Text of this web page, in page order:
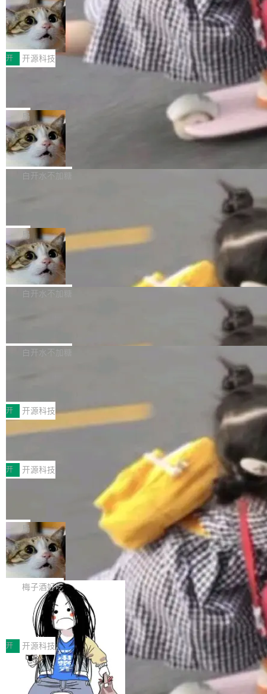
哪些组合有效，作者说，你得靠"文档、校验、或
者部落知识"。 换个写法。Rust 的 enum，两个
变体：Switchable...
有科技公司做的一样。只不过，实际上它不一
样。这是 Sandstorm.io 的重制版，我十年前的
那个创业公司。不同的是，这次它构建在 Cloudf
lare Workers 上——我花了九年时间搭建的平台
——并且深度集成了 AI。这基本上是我十年秘密
Workers 和 Durable Objects 的守护进程。 设
计思路很直接：每个对象是一个独立的 SQLite
数据库，按名称寻址，复制到你自己的 S3 兼容
存储库里。节点之间只通过这个存储库协调——
没有控制平面，没有共识协议。每个对象自带一
个小型数据库，应用天然按分片构建，单个数据
库的竞争和爆炸半径问题在设计层面就被消除
了。 闲置的 cell 会休眠到几乎不占资源。当 cel
l 迁移或唤醒时，新宿主从 S3 恢复 SQLite 数据
库继续执行。存储库是持久化的唯一真相...
鲁大师7月新机性能/流畅/AI榜：vivo夺
性能、流畅双第一，三星Galaxy Z系列
新折叠缺席
2026年7月的手机市场，由于存储等硬件成本暴
增，手机厂商的日子也不好过啊，新机速度明显
放缓，因此硝烟味淡了许多。新机参数规格除开
高价的三星折叠（三星Galaxy Z Fold8 Ultra / Z
Fold8 / Z Flip8）外，其余要么是中低端机器，
例如iQOO Z11i、REDMI Note 17、REDMI No
te 17 Pro、OPPO K15，要么是vivo X300 E这
样的次旗舰。 Galaxy Z Fold8 Ultra / Z Fold8 /
Z Flip8三款折叠屏新机均在7月22日发布，且全
部搭载骁龙8 Elite Gen5 for Galaxy，它们本该
开 开源科技
Zed 编辑器团队发布了新项目——DeltaDB，一
个在 git commit 之间记录每一次编辑操作的版
本控制系统。目前处于 Early Access 阶段。 De
ltaDB 的核心思路直接写在 landing page 最显
眼的位置：「Software is made between com
mits」——软件是在 commit 之间写出来的。git
是把这段空隙补上。 回退到任何一次编辑：Delt
aDB 捕获 commit 之间的每一次操作，...
局
SpaceXAI 单季资本开支达 183 亿美元
根据风险投资人Tomer Tunguz 博客（VC 分
析）披露的最新分析与第二季度业绩报告，Spac
微软同期总资本开支的四成。 与亚马逊、Alpha
bet、微软以及 Meta 等传统科技巨头相比，Spa
ceXAI的资金消耗速度尤为引人瞩目。然而，支
撑庞大支出的资金来源却呈现出截然不同的面
貌。数据显示，微软和 Meta 主要依托充沛的经
白开水不加糖
一个在终端里运行的编程 agent；Muse Spark
1.2，驱动这个 agent 的新模型。一句话概括：
你可以用 curl -fsSL https://dev.meta.ai/install.
sh | bash 安装一个能在大项目里自动规划、写
代码、验证结果的 AI 终端工具。 据介绍，Muse
个主 agent 循环，外加一组后台 agent。这些后
局
美团开源 LoHoSearch，用知识图谱校
准 AI 能力认知
机器出题的前提，是让机器拥有全局视野。整个
构建流程可以分为四个环节：建图 → 控制难度
白开水不加糖
库，并将作为transport接入Mooncake TENT。
MPComm将作为一种传输引擎接入Mooncake T
ENT，实现零拷贝传输性能提升30%、非零拷贝
传输性能最高提升5倍。UCL-MPComm底层基
于自研UCL-Engine通信引擎，后续腾讯网平将
持续开源更多基于UCL-Engine的高性能通信组
件。 腾讯网平团队在UCL-MPComm中实现了一
个独立于业务线程的全局通信引擎（Engine），
白开水不加糖
型案例入选名单》，深信服“面向企业研发场景的
开源 AI 编程平台 CoStrict 应用”凭借卓越的技术
创新与落地成效成功入选。 全链路私有化部署，
助力企业AI研发安全落地 当前，越来越多企业已
经开始引入 AI Coding 工具，通过调用公有云模
型或企业内部部署模型提升研发效率。但随着 AI
Coding 从个人辅助工具逐步走向团队级、组织
级应用，企业在规模化落地过程中，对安全性、
可控性和代码质量提出了更高要求。 首先是数据
安全与合规要求。对于大多数普通研发场景，公
有云模型能够满足快速试用和效率提升的需求。
但对于金融、能源、医疗等对数据安全要求较...
开 开源科技
深信服AI算力网关入选工信部人工智能
前不久，工业和信息化部正式发布《2025年人工
智能应用典型案例名单》，集中展示人工智能在
各领域的应用成果，覆盖技术底座、行业赋能、
产品应用、支撑保障、专题等五大方向。深信服
AI算力网关（AI创新平台）成功入选！ 随着各行
各业的Agent走向规模化建设，算力构成形态逐
渐丰富，用户关注的重点也在发生变化：不只是
让AI用起来，还要进一步看清混合算力时代下，
Token花在哪里、算力是否被充分利用，以及持
续增长的AI成本该如何优化。 深信服AI算力网关
正是围绕这些实际问题，从Token治理和成本治
理两个方面，让用户的每一份算力都看得清、管
得住、用得稳、省得下、更安全！ 一、从现在开
始，Token使用一目...
开 开源科技
Jeff Dean 离开 Google：一个时代的结
束，一个实验室的开始
Google 员工编号 20。MapReduce 作者之一。
Bigtable 作者之一。TensorFlow 的作者之一。
Gemini 的架构师。Google 首席科学家。 Jeff D
ean 在 Google 工作了 27 年后，宣布离职。 他
不是一个人走。一同离开的还有 Sanjay Ghema
wat（Google 员工编号 23，Jeff Dean 二十多
年的编程搭档，MapReduce 和 Bigtable 的共同
作者）、Quoc Le（Google 大脑核心成员，Se
q2Seq 和 DocAI 的共同发明人）以及 Oriol Vin
yals（Gemini 联合负责人，AlphaSta...
局
🔥 SolonCode v2026.8.4 发布：界面
字体可调、22 种语言、记忆搜索增强
打开终端就能上岗的全中文编码智能体，这一轮
把「看得清、用母语、记得住」三件事一次补
齐。 SolonCode 是什么 SolonCode 是杭州无
耳科技研发的企业级终端编码智能体——一位全
中文驱动的数字员工，自主理解需求、规划步
骤、编写代码。不挑模型、不挑平台，curl 一行
装完即用。 开源地址：Gitee · GitCode · GitHu
b 安装 支持 Java 8+（8~26）、macOS / Linu
x / Windows / Harmony PC。 # macOS / Linu
梅子酒好吃
让“代码语义理解”深度释放AI Coding
价值潜能：华为云码道（CodeArts）
代码仓技术解析
一、代码仓深度理解技术的作用与价值 在软件工
程实践中，代码仓是企业核心知识资产的主要载
体。企业级代码仓库通常包含数十万乃至数百万
个文件，其规模远超单次模型调用可承载的上下
文窗口。随着项目规模的持续扩张与代码历史的
开 开源科技
一条“删库”命令跑 17 小时，算法工程
师删光 89TB 数据只为干私活
最高人民检察院8月4日公布了一起案件：北京一